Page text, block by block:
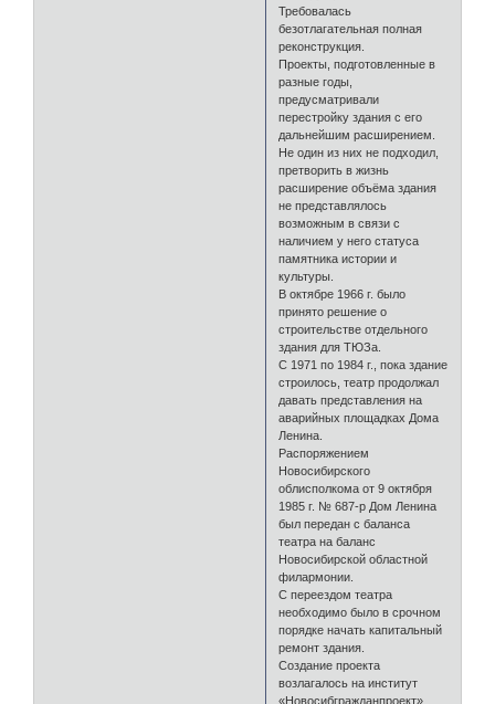
Требовалась
безотлагательная полная
реконструкция.
Проекты, подготовленные в
разные годы,
предусматривали
перестройку здания с его
дальнейшим расширением.
Не один из них не подходил,
претворить в жизнь
расширение объёма здания
не представлялось
возможным в связи с
наличием у него статуса
памятника истории и
культуры.
В октябре 1966 г. было
принято решение о
строительстве отдельного
здания для ТЮЗа.
С 1971 по 1984 г., пока здание
строилось, театр продолжал
давать представления на
аварийных площадках Дома
Ленина.
Распоряжением
Новосибирского
облисполкома от 9 октября
1985 г. № 687-р Дом Ленина
был передан с баланса
театра на баланс
Новосибирской областной
филармонии.
С переездом театра
необходимо было в срочном
порядке начать капитальный
ремонт здания.
Создание проекта
возлагалось на институт
«Новосибгражданпроект».